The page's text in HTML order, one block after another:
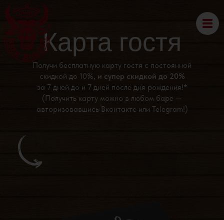
Карта гостя
Получи бесплатную карту гостя с постоянной
скидкой до 10%, и супер скидкой до 20%
за 7 дней до и 7 дней после дня рождения!*
(Получить карту можно в любом баре —
авторизовавшись Вконтакте или Telegram!)